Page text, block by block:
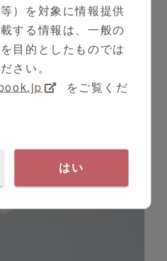
）を対象に情報提供
する情報は、一般の
目的としたものでは
さい。
をご覧くだ
はい